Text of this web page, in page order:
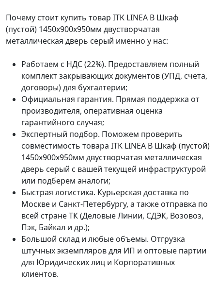
Почему стоит купить товар ITK LINEA B Шкаф
(пустой) 1450х900х950мм двустворчатая
металлическая дверь серый именно у нас:
Работаем с НДС (22%). Предоставляем полный
комплект закрывающих документов (УПД, счета,
договоры) для бухгалтерии;
Официальная гарантия. Прямая поддержка от
производителя, оперативная оценка
гарантийного случая;
Экспертный подбор. Поможем проверить
совместимость товара ITK LINEA B Шкаф (пустой)
1450х900х950мм двустворчатая металлическая
дверь серый с вашей текущей инфраструктурой
или подберем аналоги;
Быстрая логистика. Курьерская доставка по
Москве и Санкт-Петербургу, а также отправка по
всей стране ТК (Деловые Линии, СДЭК, Возовоз,
Пэк, Байкал и др.);
Большой склад и любые объемы. Отгрузка
штучных экземпляров для ИП и оптовые партии
для Юридических лиц и Корпоративных
клиентов.